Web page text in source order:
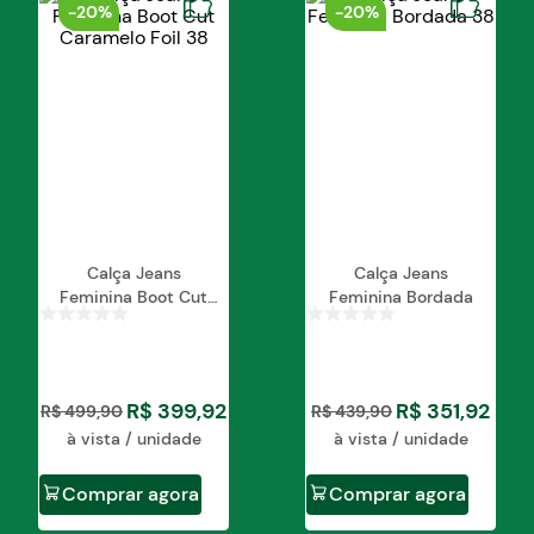
- 98% Algodão 2% Elastano.
-20%
Calça Jeans
Feminina Boot Cut
R$499,90 R$ 399,92
à vista / unidade
Comprar agora
-20%
Calça Jeans
Feminina Bordada
R$439,90 R$ 351,92
à vista / unidade
Comprar agora